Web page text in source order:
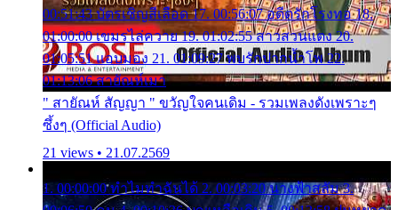
00:51:43 บัตรเชิญสีเลือด 17. 00:56:07 อดีตรักโรงทอ 18.
01:00:00 เขมรไล่ควาย 19. 01:02:55 สาวสวนแตง 20.
01:05:51 แอบมอง 21. 01:09:27 พบรักปากน้ำโพ 22.
01:13:06 สายัณห์เมา
" สายัณห์ สัญญา " ขวัญใจคนเดิม - รวมเพลงดังเพราะๆ
ซึ้งๆ (Official Audio)
21 views • 21.07.2569
1. 00:00:00 ทำไมทำฉันได้ 2. 00:03:20 นางฟ้าสลัม 3.